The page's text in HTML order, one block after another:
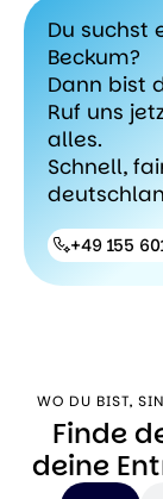
Du suchst
Beckum?
Dann bist
Ruf uns
alles.
Schnell,
+49 155
WO DU BIST,
Finde
deine